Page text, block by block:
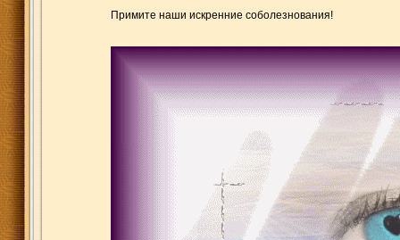
Примите наши искренние соболезнования!